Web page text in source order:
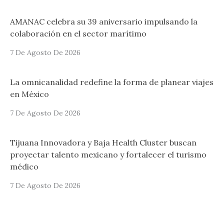
AMANAC celebra su 39 aniversario impulsando la
colaboración en el sector marítimo
7 De Agosto De 2026
La omnicanalidad redefine la forma de planear viajes
en México
7 De Agosto De 2026
Tijuana Innovadora y Baja Health Cluster buscan
proyectar talento mexicano y fortalecer el turismo
médico
7 De Agosto De 2026